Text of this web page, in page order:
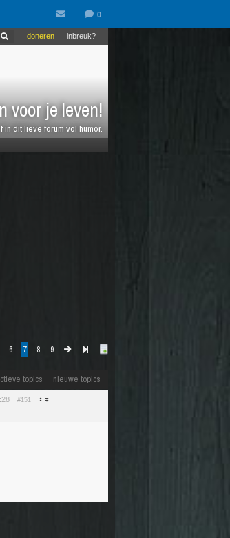
voor je leven!
in dit lieve forum vol humor.
inbreuk?
doneren
6 7 8 9
topics nieuwe topics
:28 #151